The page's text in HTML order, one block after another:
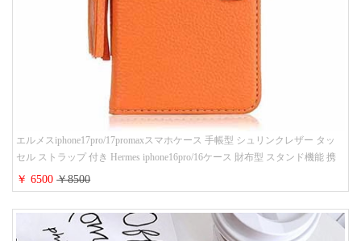
エルメスiphone17pro/17promaxスマホケース 手帳型 シュリンクレザー タッ
セル ストラップ 付き Hermes iphone16pro/16ケース 財布型 スタンド機能 携
帯カバー ハイ ブランド アイフォーン15/14/13ケース 手帳 レディース 人気
￥ 6500￥8500